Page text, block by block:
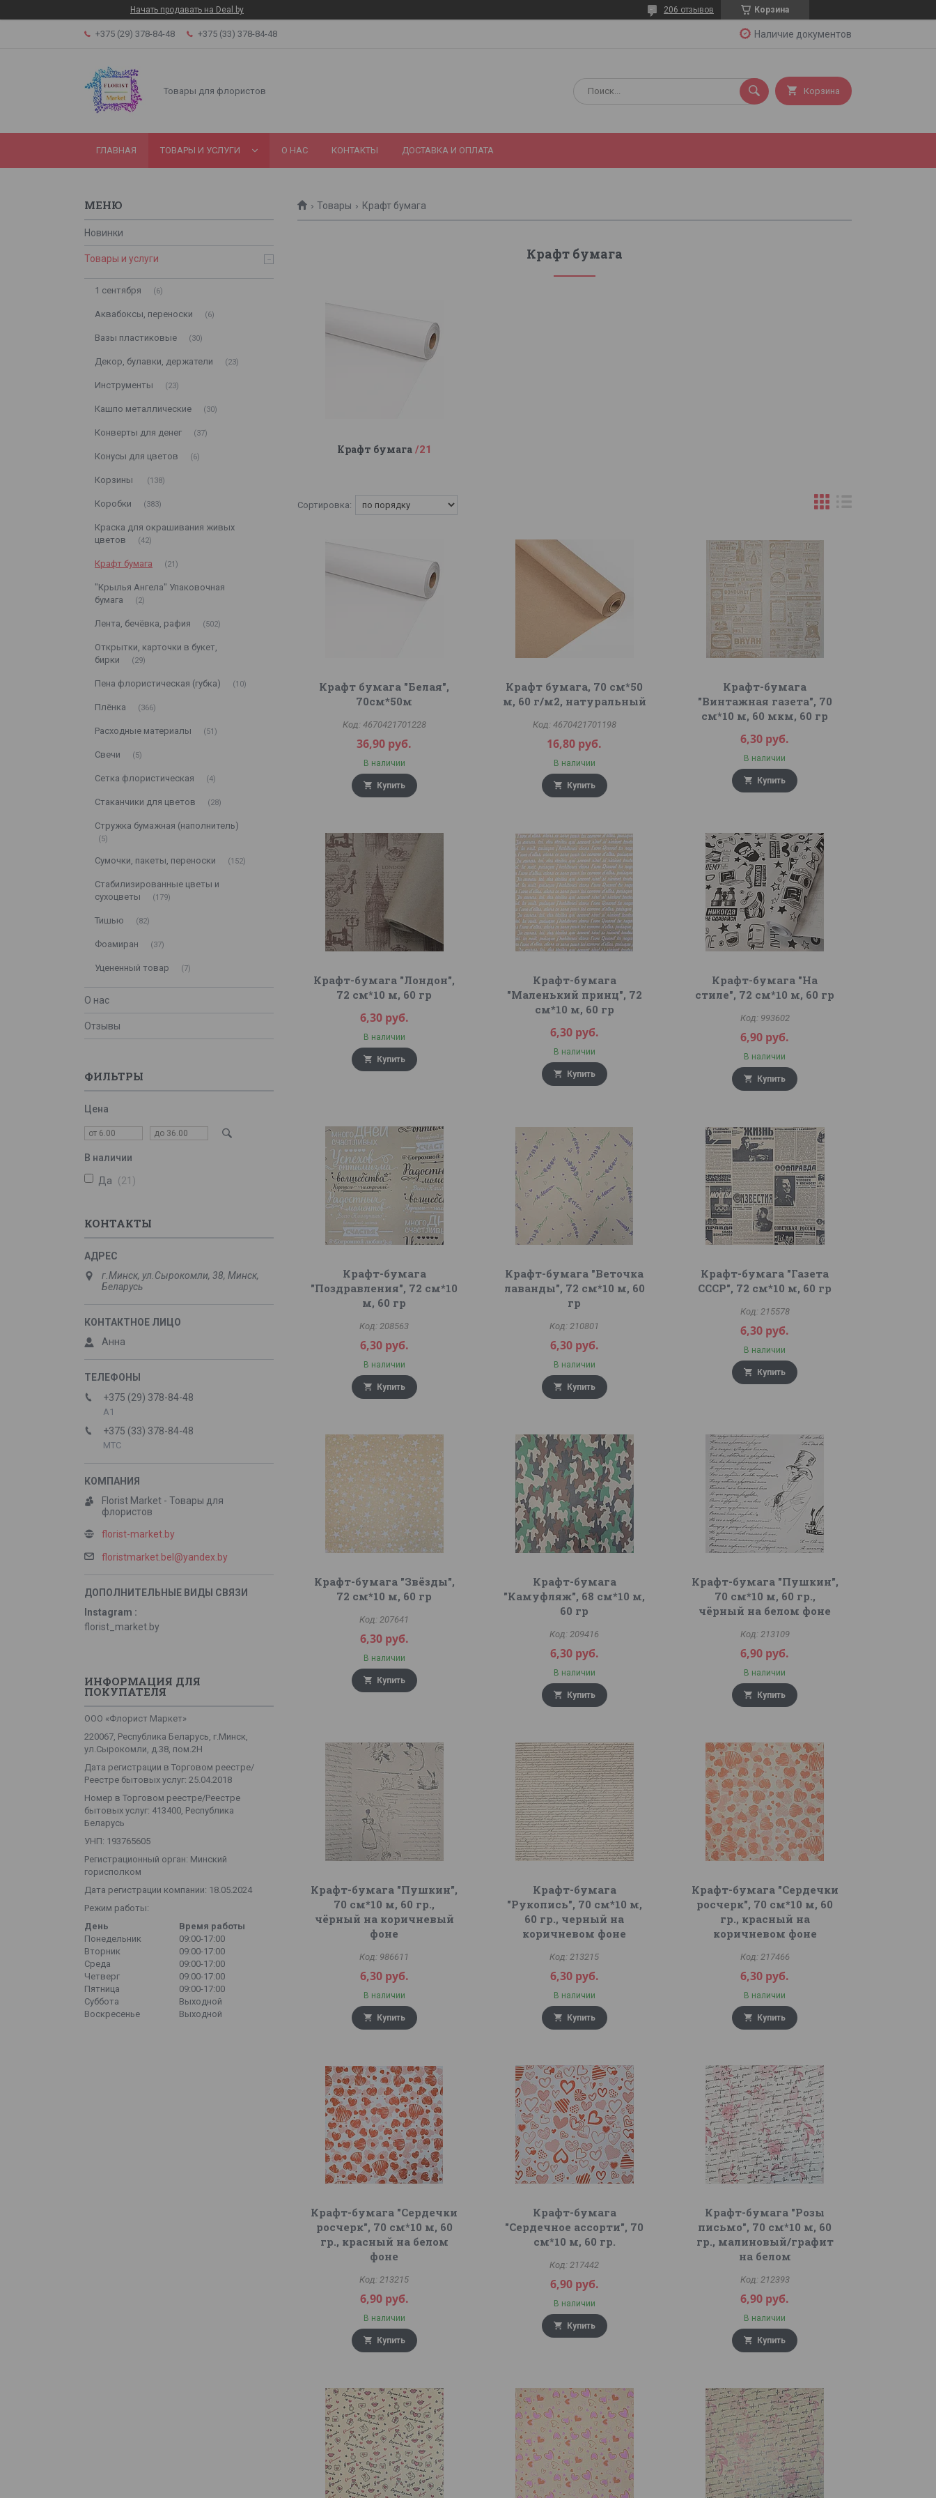
Начать продавать на Deal.by Корзина
206 отзывов
+375 (29) 378-84-48 +375 (33) 378-84-48 Наличие документов
Товары для флористов Корзина
ГЛАВНАЯ ТОВАРЫ И УСЛУГИ О НАС КОНТАКТЫ ДОСТАВКА И ОПЛАТА
Товары Крафт бумага
Крафт бумага
Крафт бумага 21
Крафт бумага "Белая",
70см*50м
4670421701228
36,90 руб.
В наличии
Купить
Крафт бумага, 70 см*50
м, 60 г/м2, натуральный
4670421701198
16,80 руб.
В наличии
Купить
Крафт-бумага
"Винтажная газета", 70
см*10 м, 60 мкм, 60 гр
6,30 руб.
В наличии
Купить
Крафт-бумага "Лондон",
72 см*10 м, 60 гр
6,30 руб.
В наличии
Купить
Крафт-бумага
"Маленький принц", 72
см*10 м, 60 гр
6,30 руб.
В наличии
Купить
Крафт-бумага "На
стиле", 72 см*10 м, 60 гр
993602
6,90 руб.
В наличии
Купить
Крафт-бумага
"Поздравления", 72 см*10
м, 60 гр
208563
6,30 руб.
В наличии
Купить
Крафт-бумага "Веточка
лаванды", 72 см*10 м, 60
гр
210801
6,30 руб.
В наличии
Купить
Крафт-бумага "Газета
СССР", 72 см*10 м, 60 гр
215578
6,30 руб.
В наличии
Купить
Крафт-бумага "Звёзды",
72 см*10 м, 60 гр
207641
6,30 руб.
В наличии
Купить
Крафт-бумага
"Камуфляж", 68 см*10 м,
60 гр
209416
6,30 руб.
В наличии
Купить
Крафт-бумага "Пушкин",
70 см*10 м, 60 гр.,
чёрный на белом фоне
213109
6,90 руб.
В наличии
Купить
Крафт-бумага "Пушкин",
70 см*10 м, 60 гр.,
чёрный на коричневый
фоне
986611
6,30 руб.
В наличии
Купить
Крафт-бумага
"Рукопись", 70 см*10 м,
60 гр., черный на
коричневом фоне
213215
6,30 руб.
В наличии
Купить
Крафт-бумага "Сердечки
росчерк", 70 см*10 м, 60
гр., красный на
коричневом фоне
217466
6,30 руб.
В наличии
Купить
Крафт-бумага "Сердечки
росчерк", 70 см*10 м, 60
гр., красный на белом
фоне
213215
6,90 руб.
В наличии
Купить
Крафт-бумага
"Сердечное ассорти", 70
см*10 м, 60 гр.
217442
6,90 руб.
В наличии
Купить
Крафт-бумага "Розы
письмо", 70 см*10 м, 60
гр., малиновый/графит
на белом
212393
6,90 руб.
В наличии
Купить
Новинки
Товары и услуги
1 сентября 6
Аквабоксы, переноски 6
Вазы пластиковые 30
Декор, булавки, держатели 23
Инструменты 23
Кашпо металлические 30
Конверты для денег 37
Конусы для цветов 6
Корзины 138
Коробки 383
Краска для окрашивания живых
цветов
42
Крафт бумага 21
"Крылья Ангела" Упаковочная
бумага
2
Лента, бечёвка, рафия 502
Открытки, карточки в букет,
бирки
29
Пена флористическая (губка) 10
Плёнка 366
Расходные материалы 51
Свечи 5
Сетка флористическая 4
Стаканчики для цветов 28
Стружка бумажная (наполнитель)
5
Сумочки, пакеты, переноски 152
Стабилизированные цветы и
сухоцветы
179
Тишью 82
Фоамиран 37
Уцененный товар 7
О нас
Отзывы
ФИЛЬТРЫ
Цена
В наличии
Да 21
КОНТАКТЫ
г.Минск, ул.Сырокомли, 38, Минск,
Беларусь
Анна
+375 (29) 378-84-48
А1
+375 (33) 378-84-48
МТС
Florist Market - Товары для
флористов
florist-market.by
floristmarket.bel@yandex.by
Instagram
florist_market.by
ИНФОРМАЦИЯ ДЛЯ
ПОКУПАТЕЛЯ
ООО «Флорист Маркет»
220067, Республика Беларусь, г.Минск,
ул.Сырокомли, д.38, пом.2Н
Дата регистрации в Торговом реестре/
Реестре бытовых услуг: 25.04.2018
Номер в Торговом реестре/Реестре
бытовых услуг: 413400, Республика
Беларусь
УНП: 193765605
Регистрационный орган: Минский
горисполком
Дата регистрации компании: 18.05.2024
Режим работы:
День
Время работы
Понедельник
09:00-17:00
Вторник
09:00-17:00
Среда
09:00-17:00
Четверг
09:00-17:00
Пятница
09:00-17:00
Суббота
Выходной
Воскресенье
Выходной